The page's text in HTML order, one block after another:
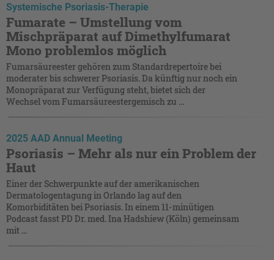
Systemische Psoriasis-Therapie
Fumarate – Umstellung vom
Mischpräparat auf Dimethylfumarat
Mono problemlos möglich
Fumarsäureester gehören zum Standardrepertoire bei
moderater bis schwerer Psoriasis. Da künftig nur noch ein
Monopräparat zur Verfügung steht, bietet sich der
Wechsel vom Fumarsäureestergemisch zu ...
2025 AAD Annual Meeting
Psoriasis – Mehr als nur ein Problem der
Haut
Einer der Schwerpunkte auf der amerikanischen
Dermatologentagung in Orlando lag auf den
Komorbiditäten bei Psoriasis. In einem 11-minütigen
Podcast fasst PD Dr. med. Ina Hadshiew (Köln) gemeinsam
mit ...